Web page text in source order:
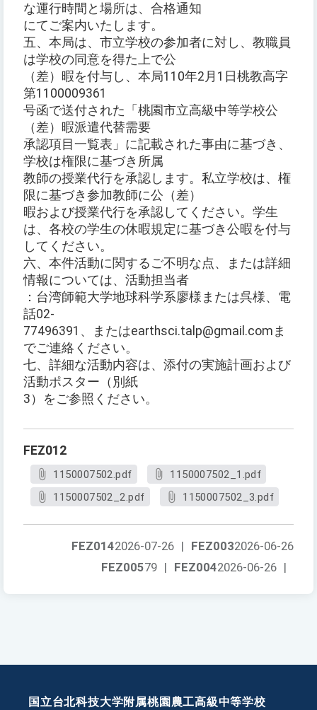
な運行時間と場所は、合格通知
にてご案内いたします。
五、本局は、市立学校の参加者に対し、教職員
は学校の同意を得た上で公
（差）暇を付与し、本局110年2月1日桃教高字
第1100009361
号函で送付された「桃園市立高級中等学校公
（差）暇派遣代替需要
承認項目一覧表」に記載された事由に基づき、
学校は権限に基づき所属
教師の授業代行を承認します。私立学校は、権
限に基づき参加教師に公（差）
暇および授業代行を承認してください。学生
は、各校の学生の休暇規定に基づき公暇を付与
してください。
六、本件活動に関するご不明な点、または詳細
情報については、活動担当者
：台湾師範大学地球科学系廖様または呉様、電
話02-
77496391、またはearthsci.talp@gmail.comま
でご連絡ください。
七、詳細な活動内容は、添付の実施計画および
活動ポスター（別紙
3）をご参照ください。
FEZ012
1150007502.pdf
1150007502_1.pdf
1150007502_2.pdf
1150007502_3.pdf
FEZ0032026-06-26
FEZ0142026-07-26 |
FEZ0042026-06-26 |
FEZ00579 |
国立台北科技大学附属桃園農工高級中等学校